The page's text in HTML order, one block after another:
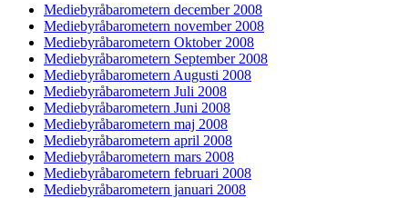
Mediebyråbarometern december 2008
Mediebyråbarometern november 2008
Mediebyråbarometern Oktober 2008
Mediebyråbarometern September 2008
Mediebyråbarometern Augusti 2008
Mediebyråbarometern Juli 2008
Mediebyråbarometern Juni 2008
Mediebyråbarometern maj 2008
Mediebyråbarometern april 2008
Mediebyråbarometern mars 2008
Mediebyråbarometern februari 2008
Mediebyråbarometern januari 2008